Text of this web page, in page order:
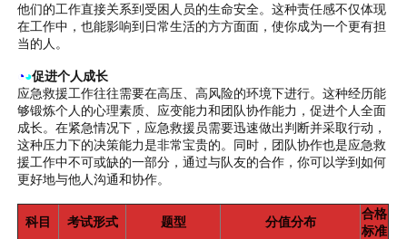
他们的工作直接关系到受困人员的生命安全。这种责任感不仅体现
在工作中，也能影响到日常生活的方方面面，使你成为一个更有担
当的人。
◔◕促进个人成长
应急救援工作往往需要在高压、高风险的环境下进行。这种经历能
够锻炼个人的心理素质、应变能力和团队协作能力，促进个人全面
成长。在紧急情况下，应急救援员需要迅速做出判断并采取行动，
这种压力下的决策能力是非常宝贵的。同时，团队协作也是应急救
援工作中不可或缺的一部分，通过与队友的合作，你可以学到如何
更好地与他人沟通和协作。
科目 考试形式 题型 分值分布
合格
标准